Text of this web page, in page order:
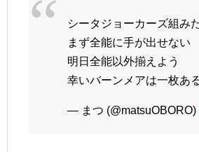
シータジョーカーズ組み
まず全能に手が出せない
明日全能以外揃えよう
幸いバーンメアは一枚あ
— まつ (@matsuOBORO)